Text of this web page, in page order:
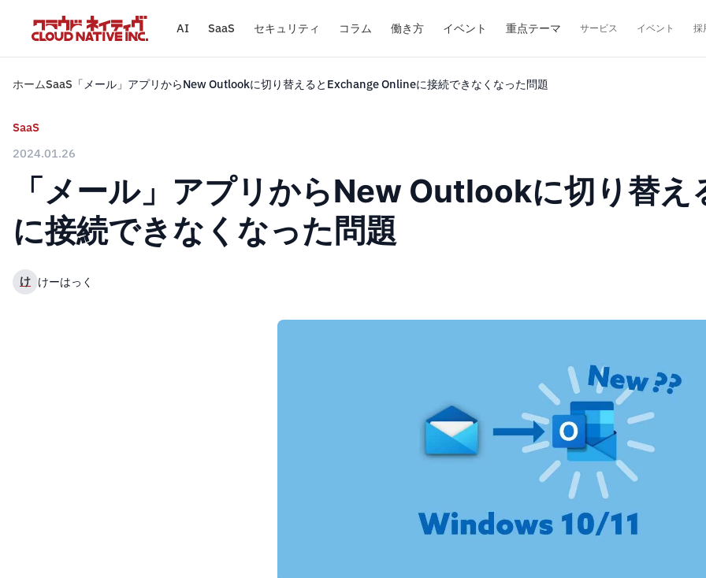
AI SaaS セキュリティ コラム 働き方 イベント 重点テーマ サービス イベント 採
ホームSaaS 「メール」アプリからNew Outlookに切り替えるとExchange Onlineに接続できなくなった問題
SaaS
2024.01.26
「メール」アプリからNew Outlookに切り替
に接続できなくなった問題
け けーはっく